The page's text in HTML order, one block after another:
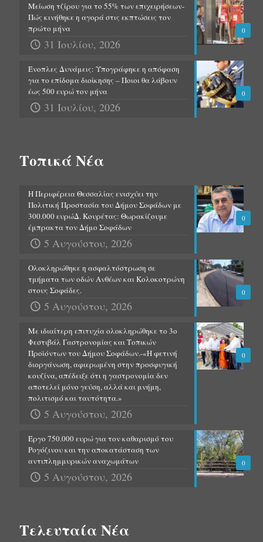
0
Μείωση τζίρου για το 55% των επιχειρήσεων-
Πώς κινήθηκε η αγορά στις εκπτώσεις τον
πρώτο μήνα
31 Ιουλίου, 2026
0
Ένοπλες Δυνάμεις: Υπογράφηκε η απόφαση
για το επίδομα διοίκησης – Ποιοι θα λάβουν
έως 500 ευρώ τον μήνα
31 Ιουλίου, 2026
Τοπικά Νέα
0
Η Περιφέρεια Θεσσαλίας ενισχύει την
Πολιτική Προστασία του Δήμου Σοφάδων με
300.000 ευρώΔ. Κουρέτας: Θωρακίζουμε
έμπρακτα τον Δήμο Σοφάδων
5 Αυγούστου, 2026
0
Ολοκληρώθηκε η ασφαλτόστρωση σε
τμήματα των οδών Ανθέων και Κολοκοτρώνη
στους Σοφάδες.
5 Αυγούστου, 2026
0
Με ιδιαίτερη επιτυχία ολοκληρώθηκε το 3ο
Φεστιβάλ Γαστρονομίας και Τοπικών
Προϊόντων του Δήμου Σοφάδων.-«Η φετινή
διοργάνωση, αφιερωμένη στην προσφυγική
κουζίνα, απέδειξε ότι η γαστρονομία δεν
αποτελεί μόνο γεύση, αλλά και μνήμη,
πολιτισμό και ταυτότητα.»
5 Αυγούστου, 2026
0
Έργο 750.000 ευρώ για τον καθαρισμό του
Ρογόζινου και την αποκατάσταση των
αντιπλημμυρικών αναχωμάτων
5 Αυγούστου, 2026
Τελευταία Νέα